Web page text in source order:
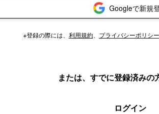
Googleで新規
※登録の際には、 利用規約、 プライバシーポリシー
または、すでに登録済みの
ログイン